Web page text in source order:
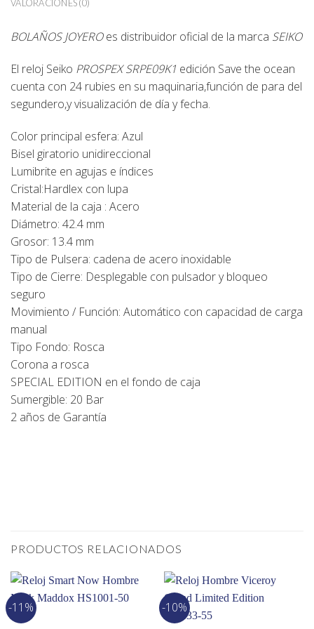
VALORACIONES (0)
BOLAÑOS JOYEROes distribuidor oficial de la marca SEIKO
El reloj Seiko PROSPEX SRPE09K1 edición Save the ocean
cuenta con 24 rubies en su maquinaria,función de para del
segundero,y visualización de día y fecha.
Color principal esfera: Azul
Bisel giratorio unidireccional
Lumibrite en agujas e índices
Cristal:Hardlex con lupa
Material de la caja : Acero
Diámetro: 42.4 mm
Grosor: 13.4 mm
Tipo de Pulsera: cadena de acero inoxidable
Tipo de Cierre: Desplegable con pulsador y bloqueo
seguro
Movimiento / Función: Automático con capacidad de carga
manual
Tipo Fondo: Rosca
Corona a rosca
SPECIAL EDITION en el fondo de caja
Sumergible: 20 Bar
2 años de Garantía
PRODUCTOS RELACIONADOS
-11% -10%